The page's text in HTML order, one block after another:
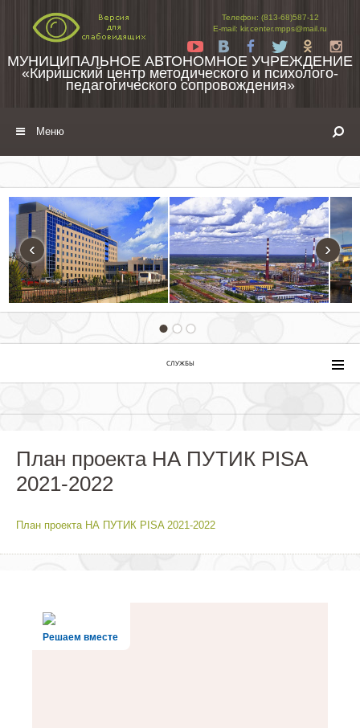
Телефон: (813-68)587-12
E-mail: kir.center.mpps@mail.ru
Yt
Tw
МУНИЦИПАЛЬНОЕ АВТОНОМНОЕ УЧРЕЖДЕНИЕ
«Киришский центр методического и психолого-
педагогического сопровождения»
Меню
‹ ›
СЛУЖБЫ
План проекта НА ПУТИК PISA
2021-2022
План проекта НА ПУТИК PISA 2021-2022
Решаем вместе